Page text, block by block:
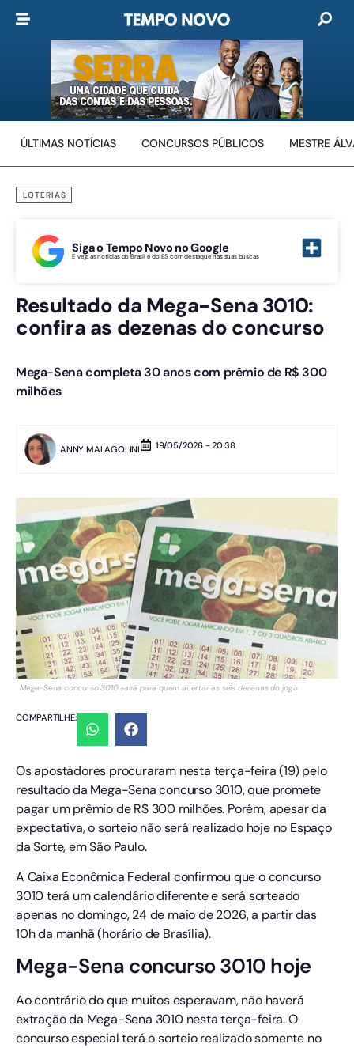
ÚLTIMAS NOTÍCIAS CONCURSOS PÚBLICOS MESTRE
LOTERIAS
Siga o Tempo Novo no Google
E veja as notícias do Brasil e do ES com destaque nas suas buscas
Resultado da Mega-Sena 3010:
confira as dezenas do concurso
Mega-Sena completa 30 anos com prêmio de R$ 300
milhões
ANNY MALAGOLINI 19/05/2026 - 20:38
Mega-Sena concurso 3010 sairá para quem acertar as seis dezenas do jogo
COMPARTILHE:
Os apostadores procuraram nesta terça-feira (19) pelo
resultado da Mega-Sena concurso 3010, que promete
pagar um prêmio de R$ 300 milhões. Porém, apesar da
expectativa, o sorteio não será realizado hoje no Espaço
da Sorte, em São Paulo.
A Caixa Econômica Federal confirmou que o concurso
3010 terá um calendário diferente e será sorteado
apenas no domingo, 24 de maio de 2026, a partir das
10h da manhã (horário de Brasília).
Mega-Sena concurso 3010 hoje
Ao contrário do que muitos esperavam, não haverá
extração da Mega-Sena 3010 nesta terça-feira. O
concurso especial terá o sorteio realizado somente no